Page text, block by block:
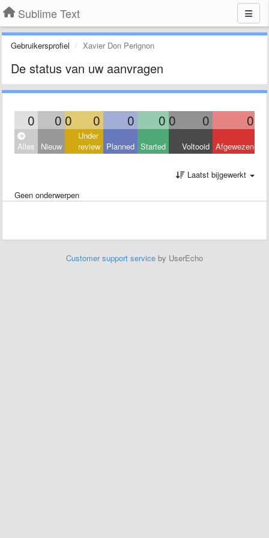
Sublime Text
Gebruikersprofiel Xavier Don Perignon
De status van uw aanvragen
0 0 0 0 0 0 0 0 0
Alles Nieuw
Under
review Planned Started Voltooid Afgewezen
Laatst bijgewerkt
Geen onderwerpen
Customer support service by UserEcho